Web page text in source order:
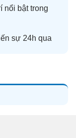
nổi bật trong
sự 24h qua